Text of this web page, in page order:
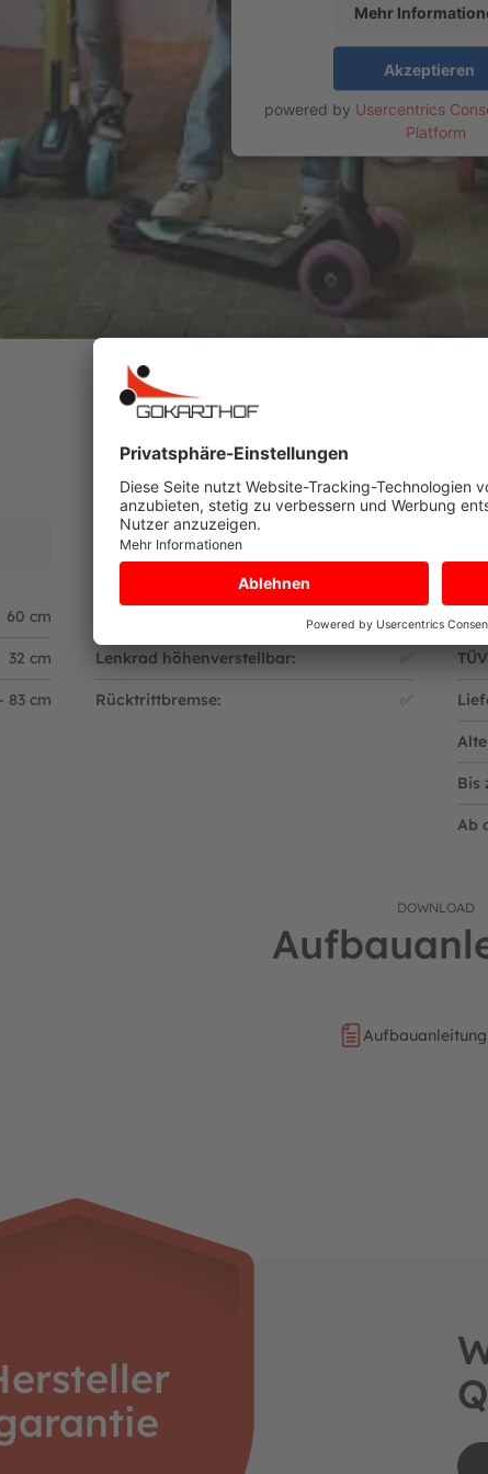
van den Berg
NL806218290B01
Handelskammer: 09094642
Mehr
Akzeptieren
powered by Usercentrics
Platform
Technische
60 cm
32 cm
83 cm
Ausstattung
Polyurethane (PU)-Reifen
Lenkrad höhenverstellbar: ✅
Rücktrittbremse: ✅
Bis
Ab
DOWNLOAD